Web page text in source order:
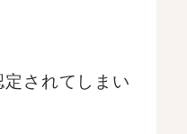
されてしまい